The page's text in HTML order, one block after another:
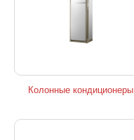
Колонные кондиционеры